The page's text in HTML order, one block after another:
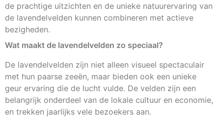
de prachtige uitzichten en de unieke natuurervaring van
de lavendelvelden kunnen combineren met actieve
bezigheden.
Wat maakt de lavendelvelden zo speciaal?
De lavendelvelden zijn niet alleen visueel spectaculair
met hun paarse zeeën, maar bieden ook een unieke
geur ervaring die de lucht vulde. De velden zijn een
belangrijk onderdeel van de lokale cultuur en economie,
en trekken jaarlijks vele bezoekers aan.